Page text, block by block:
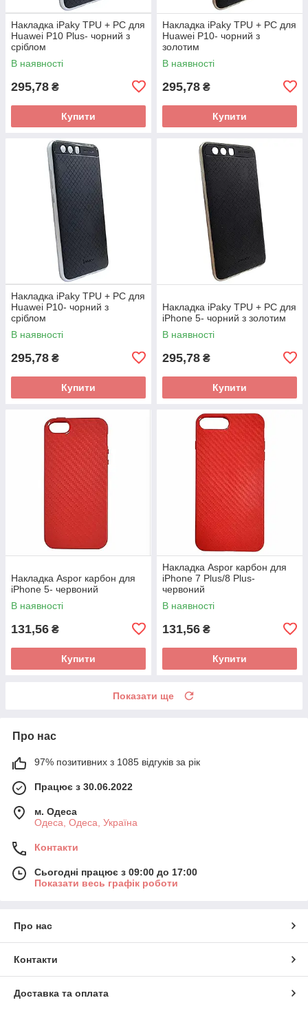
Накладка iPaky TPU + PC для
Huawei P10 Plus- чорний з
сріблом
В наявності
295,78 ₴
Купити
Накладка iPaky TPU + PC для
Huawei P10- чорний з
золотим
В наявності
295,78 ₴
Купити
Накладка iPaky TPU + PC для
Huawei P10- чорний з
сріблом
В наявності
295,78 ₴
Купити
Накладка iPaky TPU + PC для
iPhone 5- чорний з золотим
В наявності
295,78 ₴
Купити
Накладка Aspor карбон для
iPhone 5- червоний
В наявності
131,56 ₴
Купити
Накладка Aspor карбон для
iPhone 7 Plus/8 Plus-
червоний
В наявності
131,56 ₴
Купити
Показати ще
Про нас
97% позитивних з 1085 відгуків за рік
Працює з 30.06.2022
м. Одеса
Одеса, Одеса, Україна
Контакти
Сьогодні працює з 09:00 до 17:00
Показати весь графік роботи
Про нас
Контакти
Доставка та оплата